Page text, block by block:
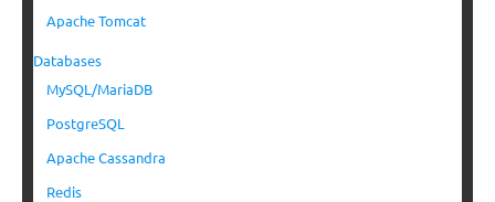
Apache Tomcat
Databases
MySQL/MariaDB
PostgreSQL
Apache Cassandra
Redis